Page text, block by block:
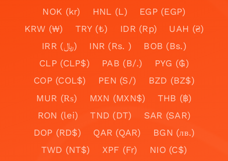
NOK (kr)
HNL (L)
EGP (EGP)
KRW (₩)
TRY (₺) IDR (Rp)
UAH (₴)
IRR (﷼)
INR (Rs. )
BOB (Bs.)
CLP (CLP$)
PAB (B/.)
PYG (₲)
COP (COL$)
PEN (S/)
BZD (BZ$)
MUR (₨)
MXN (MXN$)
THB (฿)
RON (lei)
TND (DT)
SAR (SAR)
DOP (RD$)
QAR (QAR)
BGN (лв.)
TWD (NT$)
XPF (Fr)
NIO (C$)